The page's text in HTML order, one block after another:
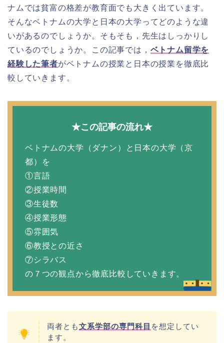
ナムでは貧富の格差が教育面でも大きく出ています。
そんなベトナムの大学と日本の大学ってどのような違
いがあるのでしょうか。そもそも，先生はしっかりし
ているのでしょうか。この記事では， ベトナム留学を
経験した筆者がベトナムの授業と日本の授業を徹底比
較していきます。
★この記事の流れ★
ベトナムの大学（ダナン）と日本の大学（京
都）を
①言語
②授業時間
③生徒数
④授業形態
⑤雰囲気
⑥教授との近さ
⑦シラバス
の７つの観点から徹底比較していきます。
両者とも文系学部の専門科目 を想定してい
ます。